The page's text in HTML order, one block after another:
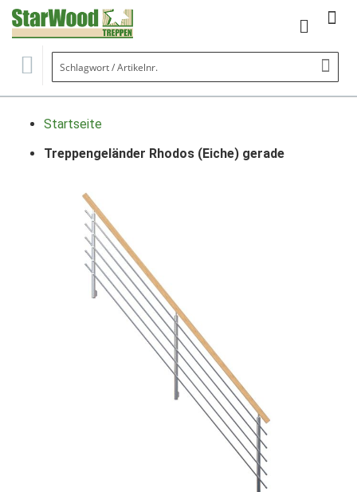
Mein
Startseite
Treppengeländer Rhodos (Eiche) gerade